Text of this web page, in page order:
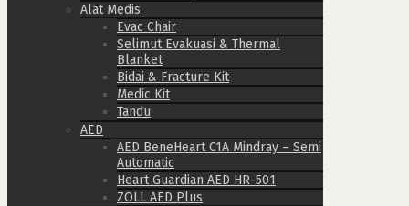
Alat Medis
Evac Chair
Selimut Evakuasi & Thermal
Blanket
Bidai & Fracture Kit
Medic Kit
Tandu
AED
AED BeneHeart C1A Mindray – Semi
Automatic
Heart Guardian AED HR-501
ZOLL AED Plus